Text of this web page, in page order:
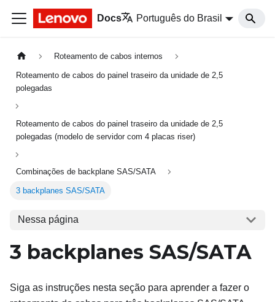
Docs Português do Brasil
Roteamento de cabos internos
Roteamento de cabos do painel traseiro da unidade de 2,5
polegadas
Roteamento de cabos do painel traseiro da unidade de 2,5
polegadas (modelo de servidor com 4 placas riser)
Combinações de backplane SAS/SATA
3 backplanes SAS/SATA
Nessa página
3 backplanes SAS/SATA
Siga as instruções nesta seção para aprender a fazer o